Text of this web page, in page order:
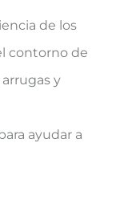
de los
contorno de
y
ayudar a